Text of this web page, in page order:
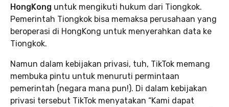
HongKong untuk mengikuti hukum dari Tiongkok.
Pemerintah Tiongkok bisa memaksa perusahaan yang
beroperasi di HongKong untuk menyerahkan data ke
Tiongkok.
Namun dalam kebijakan privasi, tuh, TikTok memang
membuka pintu untuk menuruti permintaan
pemerintah (negara mana pun!). Di dalam kebijakan
privasi tersebut TikTok menyatakan “Kami dapat